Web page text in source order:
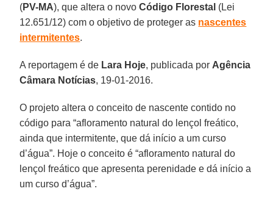
(PV-MA), que altera o novoCódigo Florestal (Lei
12.651/12) com o objetivo de proteger as nascentes
intermitentes.
A reportagem é de Lara Hoje, publicada por Agência
Câmara Notícias, 19-01-2016.
O projeto altera o conceito de nascente contido no
código para “afloramento natural do lençol freático,
ainda que intermitente, que dá início a um curso
d’água”. Hoje o conceito é “afloramento natural do
lençol freático que apresenta perenidade e dá início a
um curso d’água”.